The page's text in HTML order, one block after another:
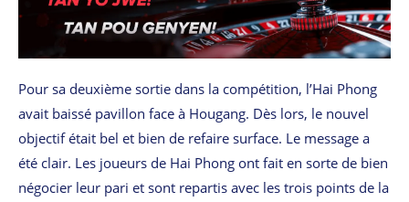
Pour sa deuxième sortie dans la compétition, l’Hai Phong
avait baissé pavillon face à Hougang. Dès lors, le nouvel
objectif était bel et bien de refaire surface. Le message a
été clair. Les joueurs de Hai Phong ont fait en sorte de bien
négocier leur pari et sont repartis avec les trois points de la